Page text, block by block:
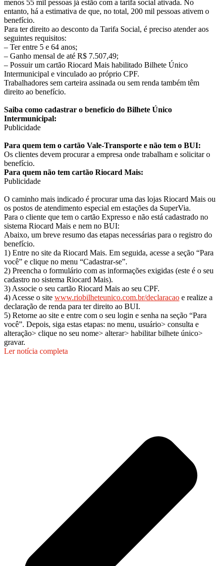
menos 55 mil pessoas já estão com a tarifa social ativada. No
entanto, há a estimativa de que, no total, 200 mil pessoas ativem o
benefício.
Para ter direito ao desconto da Tarifa Social, é preciso atender aos
seguintes requisitos:
– Ter entre 5 e 64 anos;
– Ganho mensal de até R$ 7.507,49;
– Possuir um cartão Riocard Mais habilitado Bilhete Único
Intermunicipal e vinculado ao próprio CPF.
Trabalhadores sem carteira assinada ou sem renda também têm
direito ao benefício.
Saiba como cadastrar o benefício do Bilhete Único
Intermunicipal:
Publicidade
Para quem tem o cartão Vale-Transporte e não tem o BUI:
Os clientes devem procurar a empresa onde trabalham e solicitar o
benefício.
Para quem não tem cartão Riocard Mais:
Publicidade
O caminho mais indicado é procurar uma das lojas Riocard Mais ou
os postos de atendimento especial em estações da SuperVia.
Para o cliente que tem o cartão Expresso e não está cadastrado no
sistema Riocard Mais e nem no BUI:
Abaixo, um breve resumo das etapas necessárias para o registro do
benefício.
1) Entre no site da Riocard Mais. Em seguida, acesse a seção “Para
você” e clique no menu “Cadastrar-se”.
2) Preencha o formulário com as informações exigidas (este é o seu
cadastro no sistema Riocard Mais).
3) Associe o seu cartão Riocard Mais ao seu CPF.
4) Acesse o site www.riobilheteunico.com.br/declaracao e realize a
declaração de renda para ter direito ao BUI.
5) Retorne ao site e entre com o seu login e senha na seção “Para
você”. Depois, siga estas etapas: no menu, usuário> consulta e
alteração> clique no seu nome> alterar> habilitar bilhete único>
gravar.
Ler notícia completa